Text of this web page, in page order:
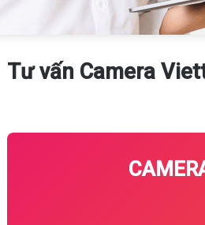
Tư vấn Camera